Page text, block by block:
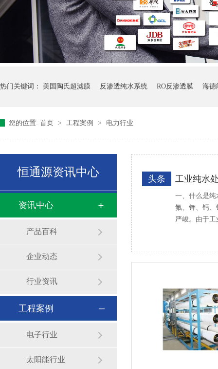
热门关键词： 美国陶氏超滤膜 反渗透纯水系统 RO反渗透膜 海德
您的位置: 首页 > 工程案例 > 电力行业
恒通源资讯中心
资讯中心
产品百科
企业动态
行业资讯
工程案例
电子行业
太阳能行业
工业纯水
头条
一、什么是
氟、钾、钙
严峻。由于